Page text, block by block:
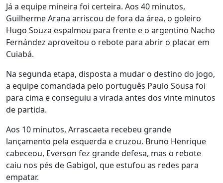
Já a equipe mineira foi certeira. Aos 40 minutos,
Guilherme Arana arriscou de fora da área, o goleiro
Hugo Souza espalmou para frente e o argentino Nacho
Fernández aproveitou o rebote para abrir o placar em
Cuiabá.
Na segunda etapa, disposta a mudar o destino do jogo,
a equipe comandada pelo português Paulo Sousa foi
para cima e conseguiu a virada antes dos vinte minutos
de partida.
Aos 10 minutos, Arrascaeta recebeu grande
lançamento pela esquerda e cruzou. Bruno Henrique
cabeceou, Everson fez grande defesa, mas o rebote
caiu nos pés de Gabigol, que estufou as redes para
empatar.